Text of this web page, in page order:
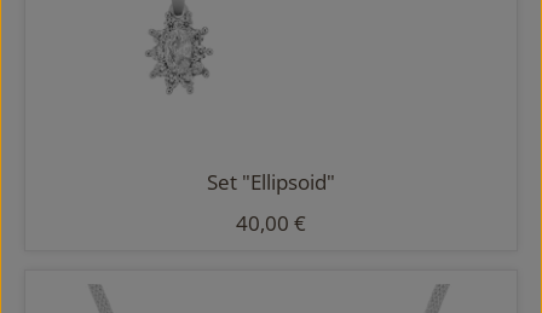
Set "Ellipsoid"
Regulärer Preis:
40,00 €